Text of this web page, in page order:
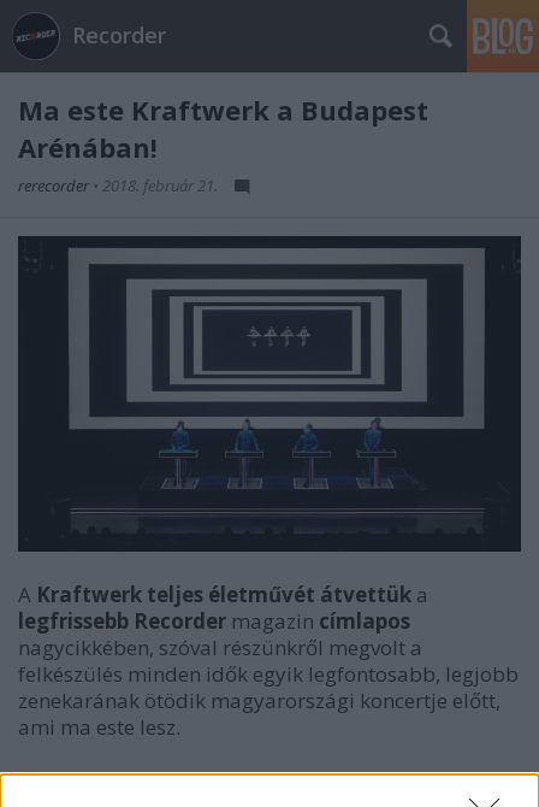
Recorder
Ma este Kraftwerk a Budapest
Arénában!
rerecorder • 2018. február 21.
A Kraftwerk teljes életművét átvettük a
legfrissebb Recorder magazin címlapos
nagycikkében, szóval részünkről megvolt a
felkészülés minden idők egyik legfontosabb, legjobb
zenekarának ötödik magyarországi koncertje előtt,
ami ma este lesz.